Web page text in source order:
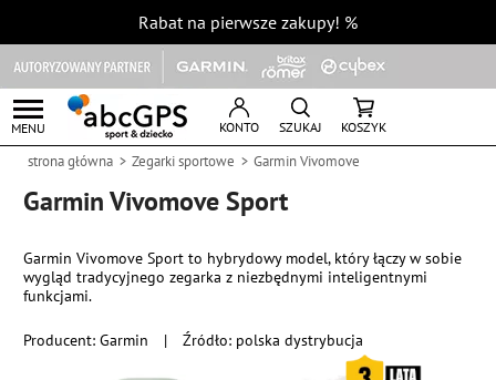
Rabat na pierwsze zakupy! %
MENU KONTO SZUKAJ KOSZYK
strona główna Zegarki sportowe Garmin Vivomove
Garmin Vivomove Sport
Producent:Garmin | Źródło: polska dystrybucja
Garmin Vivomove Sport to hybrydowy model, który łączy w sobie
wygląd tradycyjnego zegarka z niezbędnymi inteligentnymi
funkcjami.